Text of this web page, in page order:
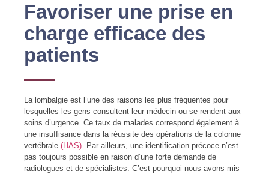
Favoriser une prise en
charge efficace des
patients
La lombalgie est l’une des raisons les plus fréquentes pour
lesquelles les gens consultent leur médecin ou se rendent aux
soins d’urgence. Ce taux de malades correspond également à
une insuffisance dans la réussite des opérations de la colonne
vertébrale (HAS). Par ailleurs, une identification précoce n’est
pas toujours possible en raison d’une forte demande de
radiologues et de spécialistes. C’est pourquoi nous avons mis